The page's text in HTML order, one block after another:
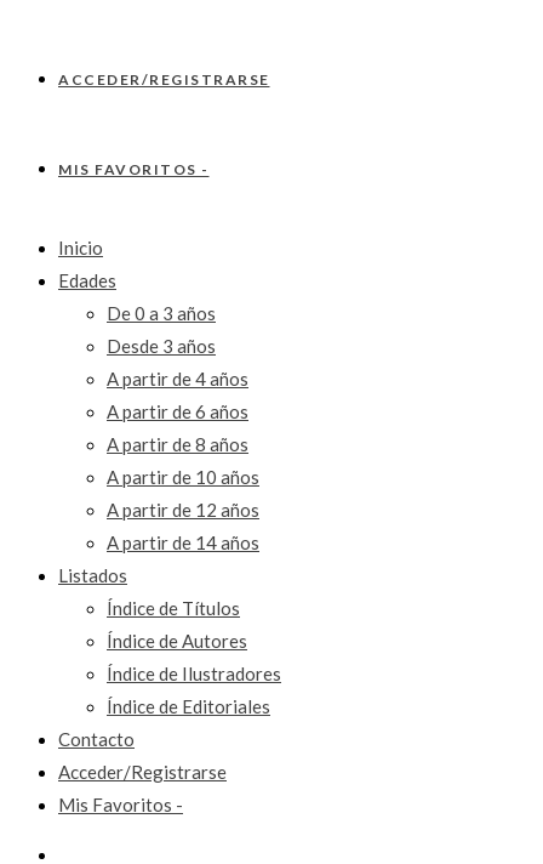
ACCEDER/REGISTRARSE
MIS FAVORITOS -
Inicio
Edades
De 0 a 3 años
Desde 3 años
A partir de 4 años
A partir de 6 años
A partir de 8 años
A partir de 10 años
A partir de 12 años
A partir de 14 años
Listados
Índice de Títulos
Índice de Autores
Índice de Ilustradores
Índice de Editoriales
Contacto
Acceder/Registrarse
Mis Favoritos -